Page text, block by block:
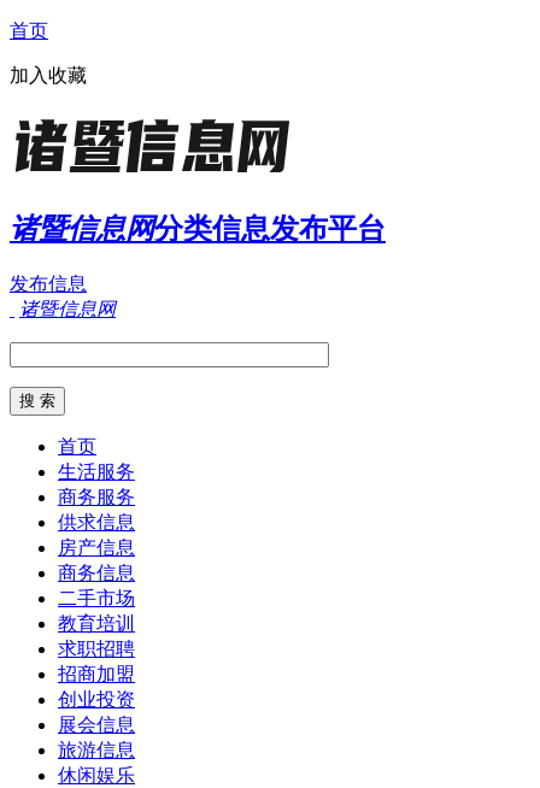
首页
加入收藏
诸暨信息网分类信息发布平台
发布信息
诸暨信息网
首页
生活服务
商务服务
供求信息
房产信息
商务信息
二手市场
教育培训
求职招聘
招商加盟
创业投资
展会信息
旅游信息
休闲娱乐